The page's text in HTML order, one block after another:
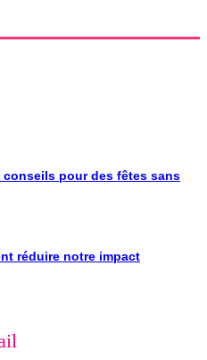
conseils pour des fêtes sans
réduire notre impact